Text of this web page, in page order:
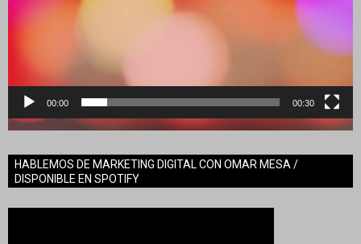
00:00 00:30
HABLEMOS DE MARKETING DIGITAL CON OMAR MESA /
DISPONIBLE EN SPOTIFY